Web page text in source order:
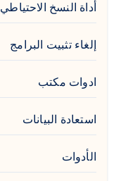
أداة النسخ الاحتياطي
إلغاء تثبيت البرامج
ادوات مكتب
استعادة البيانات
الأدوات